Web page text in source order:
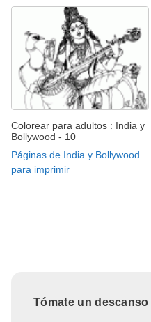
Colorear para adultos : India y
Bollywood - 10
Páginas de India y Bollywood
para imprimir
Tómate un